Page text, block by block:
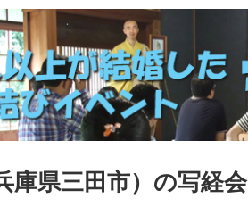
庫県三田市）の写経会